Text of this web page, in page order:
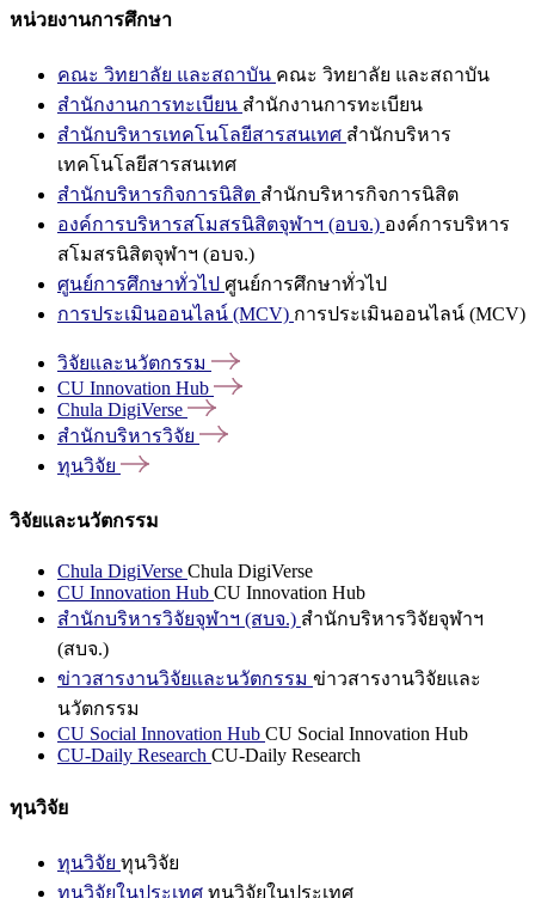
หน่วยงานการศึกษา
คณะ วิทยาลัย และสถาบัน คณะ วิทยาลัย และสถาบัน
สำนักงานการทะเบียน สำนักงานการทะเบียน
สำนักบริหารเทคโนโลยีสารสนเทศ สำนักบริหาร
เทคโนโลยีสารสนเทศ
สำนักบริหารกิจการนิสิต สำนักบริหารกิจการนิสิต
องค์การบริหารสโมสรนิสิตจุฬาฯ (อบจ.) องค์การบริหาร
สโมสรนิสิตจุฬาฯ (อบจ.)
ศูนย์การศึกษาทั่วไป ศูนย์การศึกษาทั่วไป
การประเมินออนไลน์ (MCV) การประเมินออนไลน์ (MCV)
วิจัยและนวัตกรรม
CU Innovation Hub
Chula DigiVerse
สำนักบริหารวิจัย
ทุนวิจัย
วิจัยและนวัตกรรม
Chula DigiVerse Chula DigiVerse
CU Innovation Hub CU Innovation Hub
สำนักบริหารวิจัยจุฬาฯ (สบจ.) สำนักบริหารวิจัยจุฬาฯ
(สบจ.)
ข่าวสารงานวิจัยและนวัตกรรม ข่าวสารงานวิจัยและ
นวัตกรรม
CU Social Innovation Hub CU Social Innovation Hub
CU-Daily Research CU-Daily Research
ทุนวิจัย
ทุนวิจัย ทุนวิจัย
ทุนวิจัยในประเทศ ทุนวิจัยในประเทศ